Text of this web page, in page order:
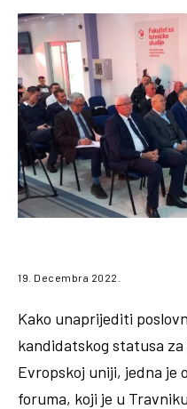
19. Decembra 2022.
Kako unaprijediti
kandidatskog statusa
Evropskoj uniji, jedna je
foruma, koji je u